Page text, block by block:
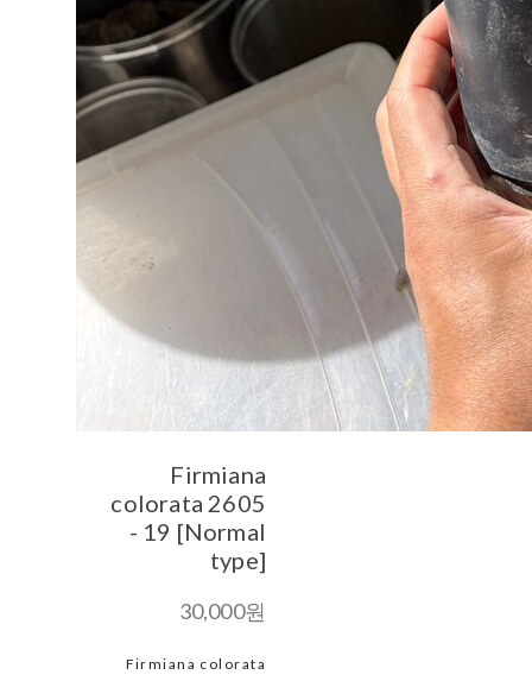
Firmiana
colorata 2605
- 19 [Normal
type]
30,000원
Firmiana colorata